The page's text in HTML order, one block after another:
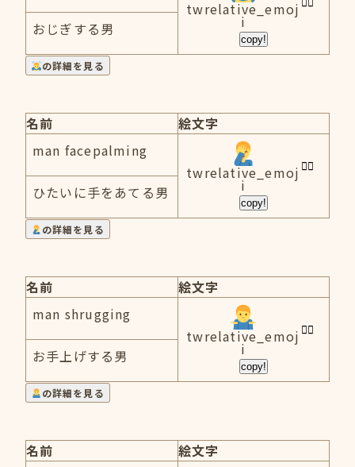
twrelative_emoj
i
copy!
おじぎする男
の詳細を見る
名前
絵文字
man facepalming
twrelative_emoj
i
copy!
ひたいに手をあてる男
の詳細を見る
名前
絵文字
man shrugging
twrelative_emoj
i
copy!
お手上げする男
の詳細を見る
名前
絵文字